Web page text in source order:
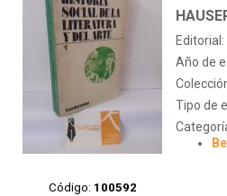
Código: 100592
Editorial:
Año de
Tipo de